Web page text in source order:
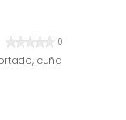
0
cuña